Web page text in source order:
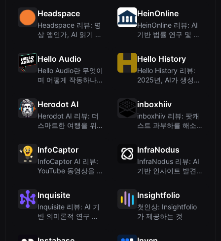
Headspace
Headspace 리뷰: 명
상 앱인가, AI 읽기 도
HeinOnline
HeinOnline 리뷰: AI
기반 법률 연구 및 다
Hello Audio
Hello Audio란 무엇이
며 어떻게 작동하나
Hello History
Hello History 리뷰:
2025년, AI가 생성한
Herodot AI
Herodot AI 리뷰: 더
스마트한 여행을 위한
inboxhiiv
inboxhiiv 리뷰: 팟캐
스트 과부하를 해소하
InfoCaptor
InfoCaptor AI 리뷰:
YouTube 동영상을 시
InfraNodus
InfraNodus 리뷰: AI
기반 인사이트 발견을
Inquisite
Inquisite 리뷰: AI 기
반 의미론적 연구 논
Insightfolio
첫인상: Insightfolio
가 제공하는 것